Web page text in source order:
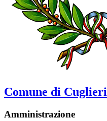
Comune di Cuglieri
Amministrazione